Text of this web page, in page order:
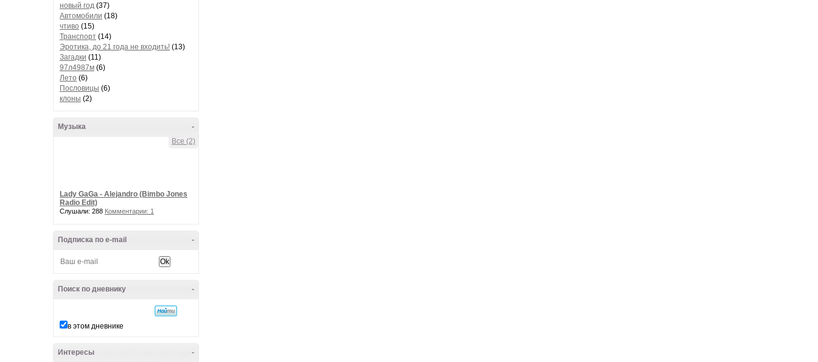
новый год (37)
Автомобили (18)
чтиво (15)
Транспорт (14)
Эротика, до 21 года не входить! (13)
Загадки (11)
97л4987м (6)
Лето (6)
Пословицы (6)
клоны (2)
-
Музыка
Все (2)
Lady GaGa - Alejandro (Bimbo Jones
Radio Edit)
Слушали: 288 Комментарии: 1
-
Подписка по e-mail
-
Поиск по дневнику
в этом дневнике
-
Интересы